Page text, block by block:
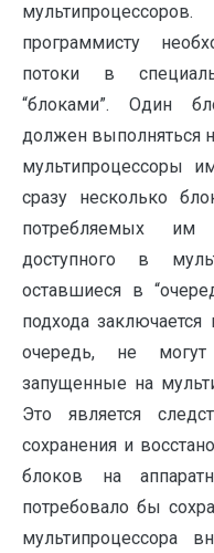
программисту
потоки в
“блоками”. Один
должен выполняться
мультипроцессоры
сразу несколько
потребляемых
доступного в
оставшиеся в
подхода
очередь, не
запущенные на
Это является
сохранения и
блоков на
потребовало бы
мультипроцессора